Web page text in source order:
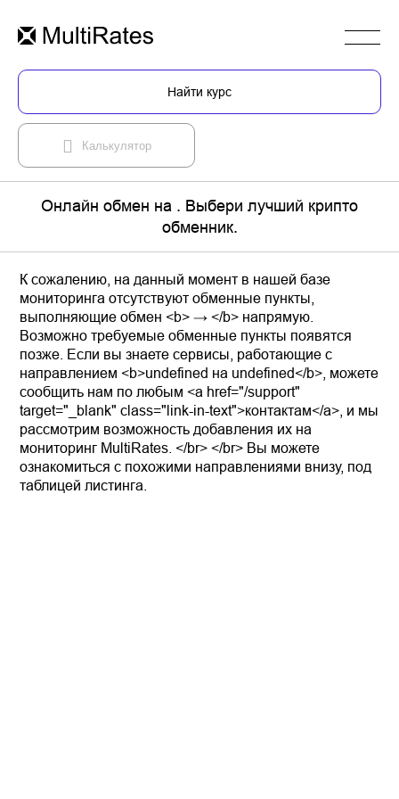
Найти курс
Калькулятор
Онлайн обмен на . Выбери лучший крипто
обменник.
К сожалению, на данный момент в нашей базе
мониторинга отсутствуют обменные пункты,
выполняющие обмен <b> → </b> напрямую.
Возможно требуемые обменные пункты появятся
позже. Если вы знаете сервисы, работающие с
направлением <b>undefined на undefined</b>, можете
сообщить нам по любым <a href="/support"
target="_blank" class="link-in-text">контактам</a>, и мы
рассмотрим возможность добавления их на
мониторинг MultiRates. </br> </br> Вы можете
ознакомиться с похожими направлениями внизу, под
таблицей листинга.